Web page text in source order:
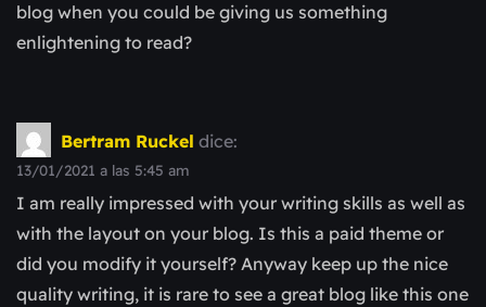
blog when you could be giving us something
enlightening to read?
Bertram Ruckel dice:
13/01/2021 a las 5:45 am
I am really impressed with your writing skills as well as
with the layout on your blog. Is this a paid theme or
did you modify it yourself? Anyway keep up the nice
quality writing, it is rare to see a great blog like this one